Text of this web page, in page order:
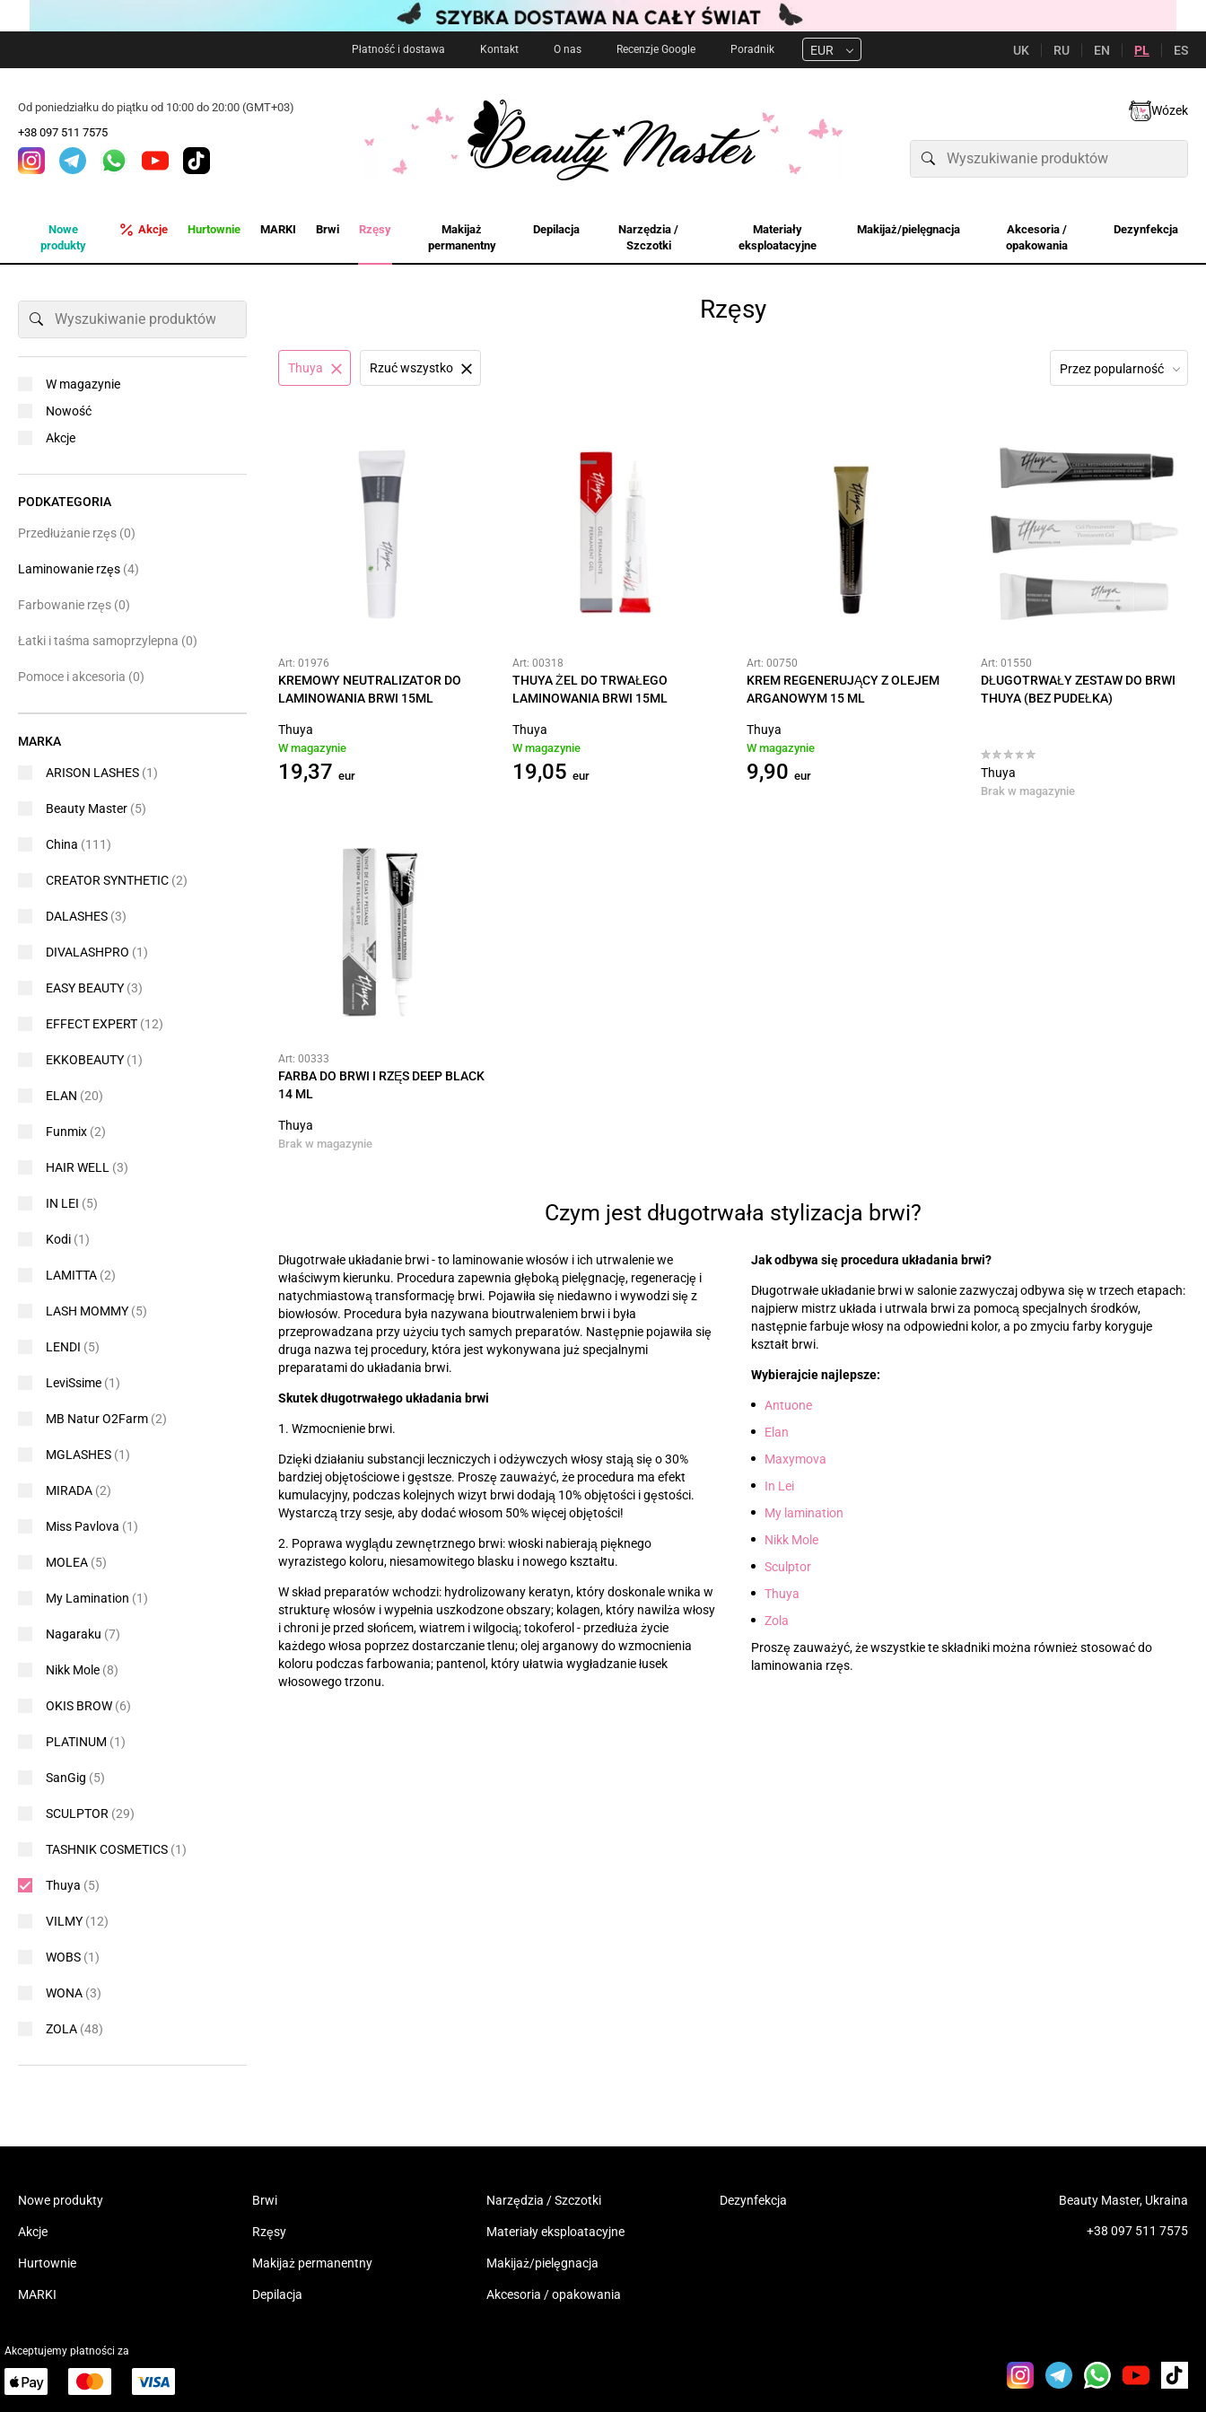
Płatność i dostawa Kontakt O nas Recenzje Google Poradnik EUR UK RU EN PL ES
Od poniedziałku do piątku od 10:00 do 20:00 (GMT+03)
+38 097 511 7575
Wózek
Nowe
produkty
Akcje Hurtownie MARKI Brwi Rzęsy
Makijaż
permanentny
Depilacja
Narzędzia /
Szczotki
Materiały
eksploatacyjne
Makijaż/pielęgnacja
Akcesoria /
opakowania
Dezynfekcja
Rzęsy
Przez popularność
Thuya Rzuć wszystko
Art: 01976
KREMOWY NEUTRALIZATOR DO
LAMINOWANIA BRWI 15ML
Thuya
W magazynie
19,37 eur
Art: 00318
THUYA ŻEL DO TRWAŁEGO
LAMINOWANIA BRWI 15ML
Thuya
W magazynie
19,05 eur
Art: 00750
KREM REGENERUJĄCY Z OLEJEM
ARGANOWYM 15 ML
Thuya
W magazynie
9,90 eur
Art: 01550
DŁUGOTRWAŁY ZESTAW DO BRWI
THUYA (BEZ PUDEŁKA)
Thuya
Brak w magazynie
Art: 00333
FARBA DO BRWI I RZĘS DEEP BLACK
14 ML
Thuya
Brak w magazynie
Czym jest długotrwała stylizacja brwi?
Długotrwałe układanie brwi-to laminowanie włosów i ich utrwalenie we
właściwym kierunku. Procedura zapewnia głęboką pielęgnację, regenerację i
natychmiastową transformację brwi. Pojawiła się niedawno i wywodzi się z
biowłosów. Procedura była nazywana bioutrwaleniem brwi i była
przeprowadzana przy użyciu tych samych preparatów. Następnie pojawiła się
druga nazwa tej procedury, która jest wykonywana już specjalnymi
preparatami do układania brwi.
Skutek długotrwałego układania brwi
1. Wzmocnienie brwi.
Dzięki działaniu substancji leczniczych i odżywczych włosy stają się o 30%
bardziej objętościowe i gęstsze. Proszę zauważyć, że procedura ma efekt
kumulacyjny, podczas kolejnych wizyt brwi dodają 10% objętości i gęstości.
Wystarczą trzy sesje, aby dodać włosom 50% więcej objętości!
2. Poprawa wyglądu zewnętrznego brwi: włoski nabierają pięknego
wyrazistego koloru, niesamowitego blasku i nowego kształtu.
W skład preparatów wchodzi: hydrolizowany keratyn, który doskonale wnika w
strukturę włosów i wypełnia uszkodzone obszary; kolagen, który nawilża włosy
i chroni je przed słońcem, wiatrem i wilgocią; tokoferol - przedłuża życie
każdego włosa poprzez dostarczanie tlenu; olej arganowy do wzmocnienia
koloru podczas farbowania; pantenol, który ułatwia wygładzanie łusek
włosowego trzonu.
Jak odbywa się procedura układania brwi?
Długotrwałe układanie brwi w salonie zazwyczaj odbywa się w trzech etapach:
najpierw mistrz układa i utrwala brwi za pomocą specjalnych środków,
następnie farbuje włosy na odpowiedni kolor, a po zmyciu farby koryguje
kształt brwi.
Wybierajcie najlepsze:
Antuone
Elan
Maxymova
In Lei
My lamination
Nikk Mole
Sculptor
Thuya
Zola
Proszę zauważyć, że wszystkie te składniki można również stosować do
laminowania rzęs.
W magazynie
Nowość
Akcje
PODKATEGORIA
Przedłużanie rzęs (0)
Laminowanie rzęs (4)
Farbowanie rzęs (0)
Łatki i taśma samoprzylepna (0)
Pomoce i akcesoria (0)
MARKA
ARISON LASHES (1)
Beauty Master (5)
China (111)
CREATOR SYNTHETIC (2)
DALASHES (3)
DIVALASHPRO (1)
EASY BEAUTY (3)
EFFECT EXPERT (12)
EKKOBEAUTY (1)
ELAN (20)
Funmix (2)
HAIR WELL (3)
IN LEI (5)
Kodi (1)
LAMITTA (2)
LASH MOMMY (5)
LENDI (5)
LeviSsime (1)
MB Natur O2Farm (2)
MGLASHES (1)
MIRADA (2)
Miss Pavlova (1)
MOLEA (5)
My Lamination (1)
Nagaraku (7)
Nikk Mole (8)
OKIS BROW (6)
PLATINUM (1)
SanGig (5)
SCULPTOR (29)
TASHNIK COSMETICS (1)
Thuya (5)
VILMY (12)
WOBS (1)
WONA (3)
ZOLA (48)
Nowe produkty
Akcje
Hurtownie
MARKI
Brwi
Rzęsy
Makijaż permanentny
Depilacja
Narzędzia / Szczotki
Materiały eksploatacyjne
Makijaż/pielęgnacja
Akcesoria / opakowania
Dezynfekcja Beauty Master, Ukraina
+38 097 511 7575
Akceptujemy płatności za